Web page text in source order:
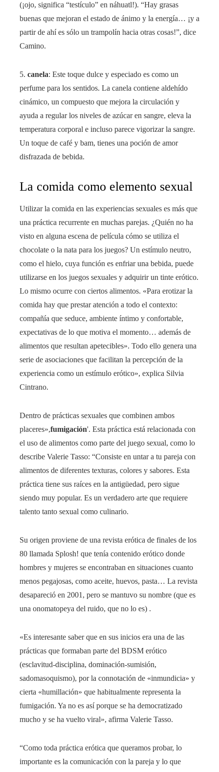
(¡ojo, significa “testículo” en náhuatl!). “Hay grasas
buenas que mejoran el estado de ánimo y la energía… ¡y a
partir de ahí es sólo un trampolín hacia otras cosas!”, dice
Camino.
5. canela: Este toque dulce y especiado es como un
perfume para los sentidos. La canela contiene aldehído
cinámico, un compuesto que mejora la circulación y
ayuda a regular los niveles de azúcar en sangre, eleva la
temperatura corporal e incluso parece vigorizar la sangre.
Un toque de café y bam, tienes una poción de amor
disfrazada de bebida.
La comida como elemento sexual
Utilizar la comida en las experiencias sexuales es más que
una práctica recurrente en muchas parejas. ¿Quién no ha
visto en alguna escena de película cómo se utiliza el
chocolate o la nata para los juegos? Un estímulo neutro,
como el hielo, cuya función es enfriar una bebida, puede
utilizarse en los juegos sexuales y adquirir un tinte erótico.
Lo mismo ocurre con ciertos alimentos. «Para erotizar la
comida hay que prestar atención a todo el contexto:
compañía que seduce, ambiente íntimo y confortable,
expectativas de lo que motiva el momento… además de
alimentos que resultan apetecibles». Todo ello genera una
serie de asociaciones que facilitan la percepción de la
experiencia como un estímulo erótico», explica Silvia
Cintrano.
Dentro de prácticas sexuales que combinen ambos
placeres»,fumigación'. Esta práctica está relacionada con
el uso de alimentos como parte del juego sexual, como lo
describe Valerie Tasso: “Consiste en untar a tu pareja con
alimentos de diferentes texturas, colores y sabores. Esta
práctica tiene sus raíces en la antigüedad, pero sigue
siendo muy popular. Es un verdadero arte que requiere
talento tanto sexual como culinario.
Su origen proviene de una revista erótica de finales de los
80 llamada Splosh! que tenía contenido erótico donde
hombres y mujeres se encontraban en situaciones cuanto
menos pegajosas, como aceite, huevos, pasta… La revista
desapareció en 2001, pero se mantuvo su nombre (que es
una onomatopeya del ruido, que no lo es) .
«Es interesante saber que en sus inicios era una de las
prácticas que formaban parte del BDSM erótico
(esclavitud-disciplina, dominación-sumisión,
sadomasoquismo), por la connotación de «inmundicia» y
cierta «humillación» que habitualmente representa la
fumigación. Ya no es así porque se ha democratizado
mucho y se ha vuelto viral», afirma Valerie Tasso.
“Como toda práctica erótica que queramos probar, lo
importante es la comunicación con la pareja y lo que